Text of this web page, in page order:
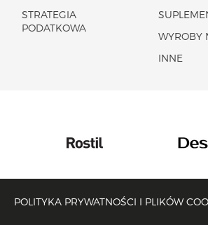
STRATEGIA
PODATKOWA
WYROBY
INNE
POLITYKA PRYWATNOŚCI I PLIKÓW